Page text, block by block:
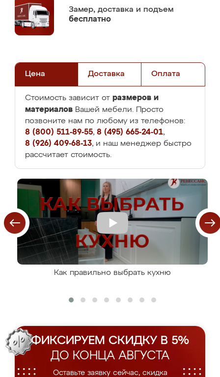
Замер, доставка и подъем
бесплатно
Цена Доставка Оплата
Стоимость зависит от размеров и
материалов Вашей мебели. Просто
позвоните нам по любому из телефонов:
8 (800) 511-89-55, 8 (495) 665-24-01,
8 (926) 409-68-13, и наш менеджер быстро
рассчитает стоимость.
Как правильно выбрать кухню
ФИКСИРУЕМ СКИДКУ В 5%
ДО КОНЦА АВГУСТА
Оставьте заявку сейчас, скидка